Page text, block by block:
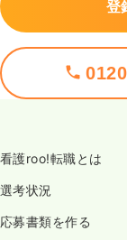
登
看護roo!転職とは
選考状況
応募書類を作る